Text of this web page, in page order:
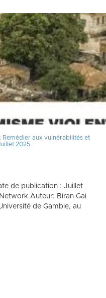
Remédier aux vulnérabilités et
2025
de publication : Juillet
Auteur: Biran Gai
de Gambie, au